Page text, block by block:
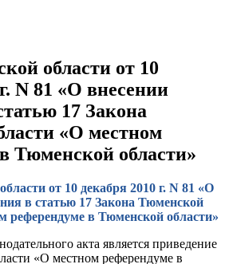
области от 10
N 81 «О внесении
17 Закона
«О местном
Тюменской области»
от 10 декабря 2010 г. N 81 «О
в статью 17 Закона Тюменской
референдуме в Тюменской области»
акта является приведение
«О местном референдуме в